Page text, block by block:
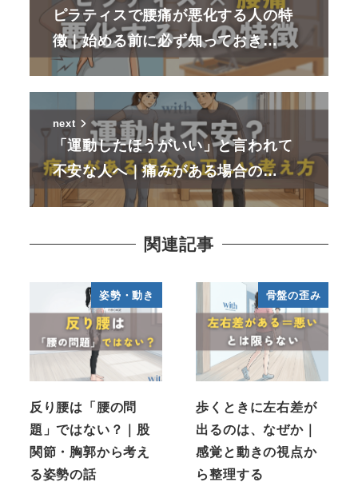
ピラティスで腰痛が悪化する人の特
徴｜始める前に必ず知っておき…
next
「運動したほうがいい」と言われて
不安な人へ｜痛みがある場合の…
関連記事
姿勢・動き
反り腰は「腰の問
題」ではない？｜股
関節・胸郭から考え
る姿勢の話
骨盤の歪み
歩くときに左右差が
出るのは、なぜか｜
感覚と動きの視点か
ら整理する